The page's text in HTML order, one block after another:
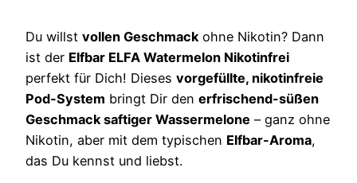
Du willst vollen Geschmackohne Nikotin? Dann
ist der Elfbar ELFA Watermelon Nikotinfrei
perfekt für Dich! Dieses vorgefüllte, nikotinfreie
Pod-System bringt Dir den erfrischend-süßen
Geschmack saftiger Wassermelone – ganz ohne
Nikotin, aber mit dem typischen Elfbar-Aroma,
das Du kennst und liebst.